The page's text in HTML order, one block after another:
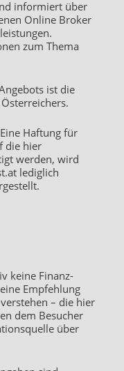
informiert über
Online Broker
zum Thema
ist die
Haftung für
die hier
werden, wird
lediglich
keine Finanz-
Empfehlung
– die hier
dem Besucher
über